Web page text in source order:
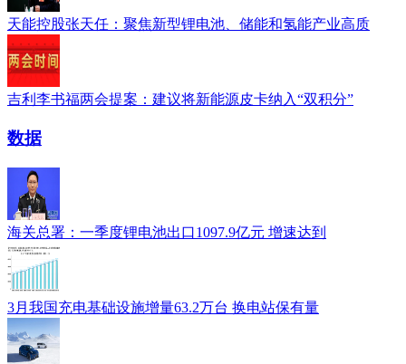
天能控股张天任：聚焦新型锂电池、储能和氢能产业高质
吉利李书福两会提案：建议将新能源皮卡纳入“双积分”
数据
海关总署：一季度锂电池出口1097.9亿元 增速达到
3月我国充电基础设施增量63.2万台 换电站保有量